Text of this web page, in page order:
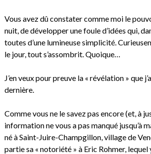
Vous avez dû constater comme moi le
nuit, de développer une foule d’idées qui,
toutes d’une lumineuse simplicité.
le jour, tout s’assombrit. Quoique…
J’en veux pour preuve la « révélation » que
dernière.
Comme vous ne le savez pas encore (et, à
information ne vous a pas manqué jusqu’à
né à Saint-Juire-Champgillon, village de
partie sa « notoriété » à Eric Rohmer, lequel